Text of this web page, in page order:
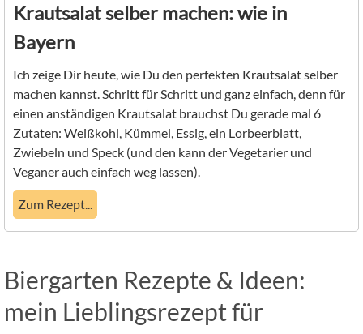
Krautsalat selber machen: wie in
Bayern
Ich zeige Dir heute, wie Du den perfekten Krautsalat selber
machen kannst. Schritt für Schritt und ganz einfach, denn für
einen anständigen Krautsalat brauchst Du gerade mal 6
Zutaten: Weißkohl, Kümmel, Essig, ein Lorbeerblatt,
Zwiebeln und Speck (und den kann der Vegetarier und
Veganer auch einfach weg lassen).
Zum Rezept...
Biergarten Rezepte & Ideen:
mein Lieblingsrezept für